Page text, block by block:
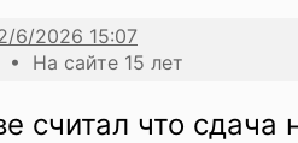
• На сайте 15 лет
считал что сдача